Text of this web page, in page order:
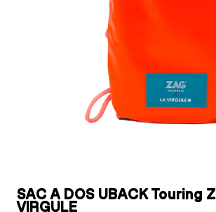
SAC A DOS UBACK Touring
VIRGULE